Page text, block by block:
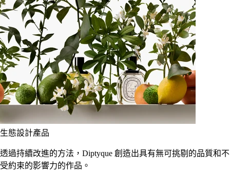
生態設計產品
透過持續改進的方法，Diptyque 創造出具有無可挑剔的品質和不
受約束的影響力的作品。